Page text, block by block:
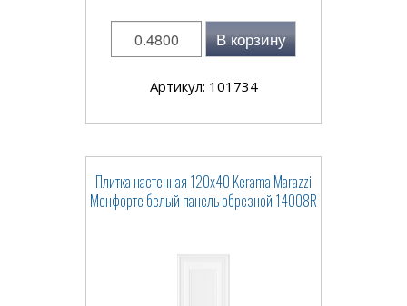
В корзину
Артикул: 101734
Плитка настенная 120x40 Kerama Marazzi
Монфорте белый панель обрезной 14008R